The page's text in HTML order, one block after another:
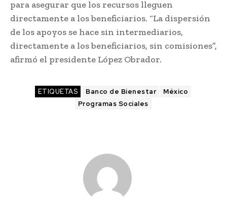
para asegurar que los recursos lleguen
directamente a los beneficiarios. “La dispersión
de los apoyos se hace sin intermediarios,
directamente a los beneficiarios, sin comisiones”,
afirmó el presidente López Obrador.
ETIQUETAS Banco de Bienestar
México
Programas Sociales